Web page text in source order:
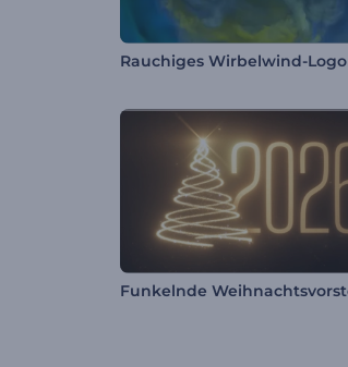
Rauchiges Wirbelwind-Logo